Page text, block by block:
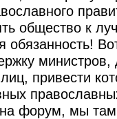
общество к
обязанность!
министров,
привести
на форум, мы